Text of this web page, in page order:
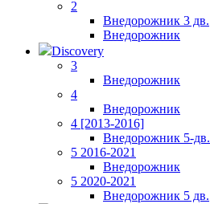
2
Внедорожник 3 дв.
Внедорожник
Discovery
3
Внедорожник
4
Внедорожник
4 [2013-2016]
Внедорожник 5-дв.
5 2016-2021
Внедорожник
5 2020-2021
Внедорожник 5 дв.